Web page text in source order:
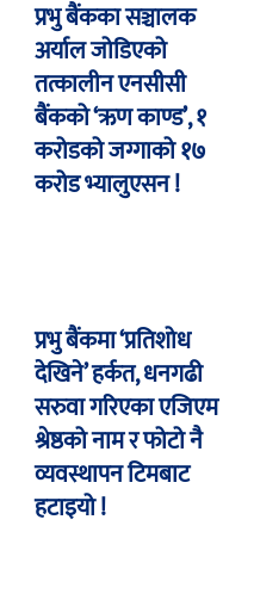
प्रभु बैंकका सञ्चालक
अर्याल जोडिएको
तत्कालीन एनसीसी
बैंकको ‘ऋण काण्ड’, १
करोडको जग्गाको १७
करोड भ्यालुएसन !
प्रभु बैंकमा ‘प्रतिशोध
देखिने’ हर्कत, धनगढी
सरुवा गरिएका एजिएम
श्रेष्ठको नाम र फोटो नै
व्यवस्थापन टिमबाट
हटाइयो !